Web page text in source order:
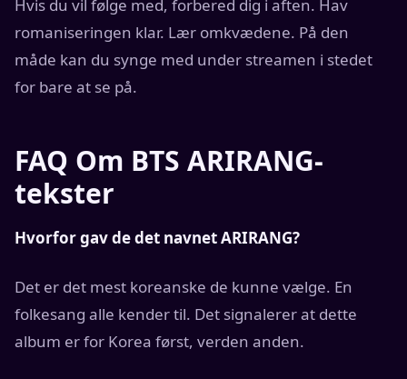
Hvis du vil følge med, forbered dig i aften. Hav
romaniseringen klar. Lær omkvædene. På den
måde kan du synge med under streamen i stedet
for bare at se på.
FAQ Om BTS ARIRANG-
tekster
Hvorfor gav de det navnet ARIRANG?
Det er det mest koreanske de kunne vælge. En
folkesang alle kender til. Det signalerer at dette
album er for Korea først, verden anden.